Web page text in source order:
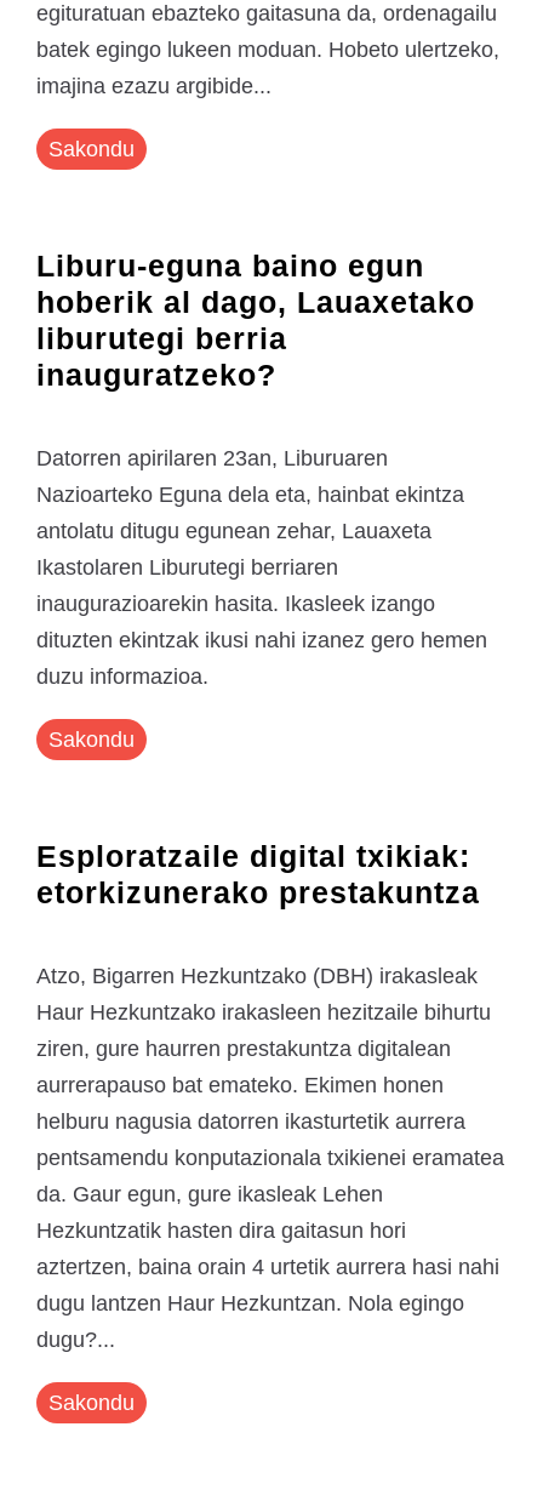
egituratuan ebazteko gaitasuna da, ordenagailu
batek egingo lukeen moduan. Hobeto ulertzeko,
imajina ezazu argibide...
Sakondu
Liburu-eguna baino egun
hoberik al dago, Lauaxetako
liburutegi berria
inauguratzeko?
Datorren apirilaren 23an, Liburuaren
Nazioarteko Eguna dela eta, hainbat ekintza
antolatu ditugu egunean zehar, Lauaxeta
Ikastolaren Liburutegi berriaren
inaugurazioarekin hasita. Ikasleek izango
dituzten ekintzak ikusi nahi izanez gero hemen
duzu informazioa.
Sakondu
Esploratzaile digital txikiak:
etorkizunerako prestakuntza
Atzo, Bigarren Hezkuntzako (DBH) irakasleak
Haur Hezkuntzako irakasleen hezitzaile bihurtu
ziren, gure haurren prestakuntza digitalean
aurrerapauso bat emateko. Ekimen honen
helburu nagusia datorren ikasturtetik aurrera
pentsamendu konputazionala txikienei eramatea
da. Gaur egun, gure ikasleak Lehen
Hezkuntzatik hasten dira gaitasun hori
aztertzen, baina orain 4 urtetik aurrera hasi nahi
dugu lantzen Haur Hezkuntzan. Nola egingo
dugu?...
Sakondu